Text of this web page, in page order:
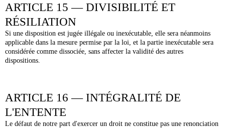
ARTICLE 15 — DIVISIBILITÉ ET
RÉSILIATION
Si une disposition est jugée illégale ou inexécutable, elle sera néanmoins
applicable dans la mesure permise par la loi, et la partie inexécutable sera
considérée comme dissociée, sans affecter la validité des autres
dispositions.
ARTICLE 16 — INTÉGRALITÉ DE
L'ENTENTE
Le défaut de notre part d'exercer un droit ne constitue pas une renonciation